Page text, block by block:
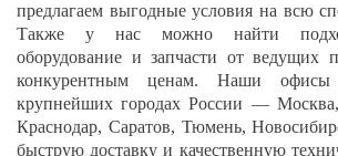
предлагаем выгодные условия на всю
Также у нас можно найти
оборудование и запчасти от ведущих
конкурентным ценам. Наши
крупнейших городах России — Москва,
Краснодар, Саратов, Тюмень,
быструю доставку и качественную